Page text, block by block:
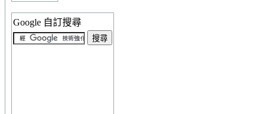
Google 自訂搜尋